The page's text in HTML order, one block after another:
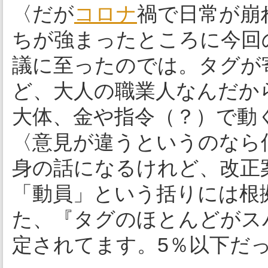
〈だがコロナ禍で日常が崩
ちが強まったところに今
議に至ったのでは。タグ
ど、大人の職業人なんだ
大体、金や指令（？）で
〈意見が違うというのな
身の話になるけれど、改
「動員」という括りには
た、『タグのほとんどが
定されてます。5％以下だ